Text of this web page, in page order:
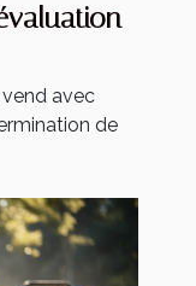
avec
de